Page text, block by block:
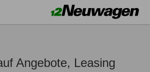
Angebote, Leasing